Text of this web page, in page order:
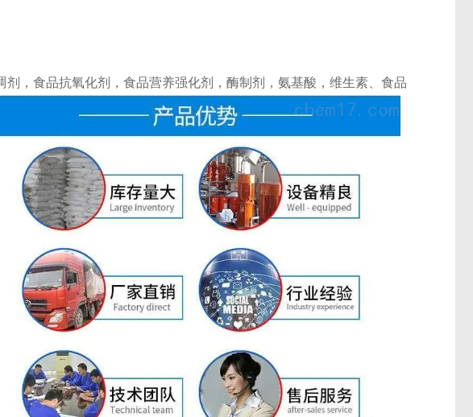
，食品抗氧化剂，食品营养强化剂，酶制剂，氨基酸，维生素、食品